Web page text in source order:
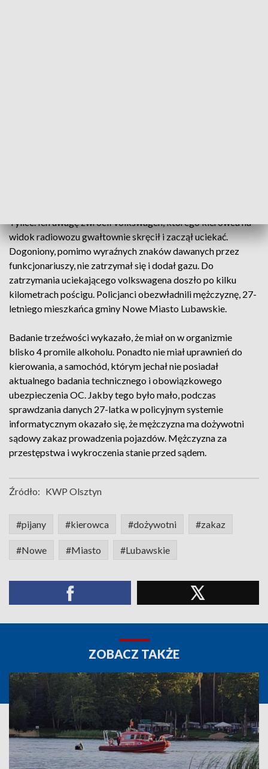
Tylice. Ich uwagę zwrócił volkswagen, którego kierowca na
widok radiowozu gwałtownie skręcił i zaczął uciekać.
Dogoniony, pomimo wyraźnych znaków dawanych przez
funkcjonariuszy, nie zatrzymał się i dodał gazu. Do
zatrzymania uciekającego volkswagena doszło po kilku
kilometrach pościgu. Policjanci obezwładnili mężczyznę, 27-
letniego mieszkańca gminy Nowe Miasto Lubawskie.
Badanie trzeźwości wykazało, że miał on w organizmie
blisko 4 promile alkoholu. Ponadto nie miał uprawnień do
kierowania, a samochód, którym jechał nie posiadał
aktualnego badania technicznego i obowiązkowego
ubezpieczenia OC. Jakby tego było mało, podczas
sprawdzania danych 27-latka w policyjnym systemie
informatycznym okazało się, że mężczyzna ma dożywotni
sądowy zakaz prowadzenia pojazdów. Mężczyzna za
przestępstwa i wykroczenia stanie przed sądem.
Źródło: KWP Olsztyn
#pijany #kierowca #dożywotni #zakaz
#Nowe #Miasto #Lubawskie
ZOBACZ TAKŻE